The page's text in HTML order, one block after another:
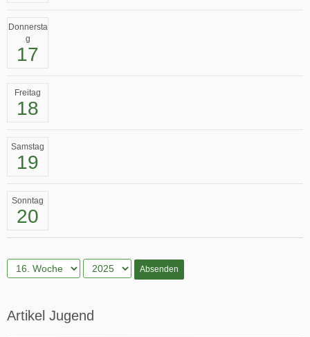
Donnersta
g
17
Freitag
18
Samstag
19
Sonntag
20
Absenden
Artikel Jugend